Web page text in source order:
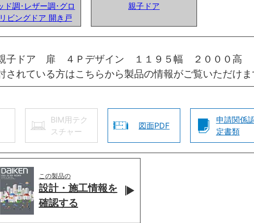
ド調･レザー調･グロ
ビングドア 開き戸
親子ドア
子ドア 扉 ４Ｐデザイン １１９５幅 ２０００
されている方はこちらから製品の情報がご覧いただけ
BIM用テク
スチャー
図面PDF
申請関係
定書類
この製品の
設計・施工情報を
確認する